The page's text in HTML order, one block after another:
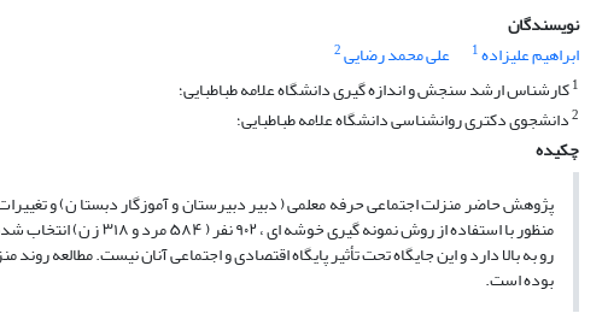
نویسندگان
ابراهیم علیزاده1 علی محمد رضایی2
1کارشناس ارشد سنجش و اندازه گیری دانشگاه علامه طباطبایی؛
2دانشجوی دکتری روانشناسی دانشگاه علامه طباطبایی؛
چکیده
پژوهش حاضر منزلت اجتماعی حرفه معلمی ( دبیر دبیرستان و آموزگار دبستا ن) و
منظور با استفاده از
رو به بالا دارد و این جایگاه تحت تأثیر پایگاه اقتصادی و اجتماعی آنان نیست. مطالعه
بوده است.